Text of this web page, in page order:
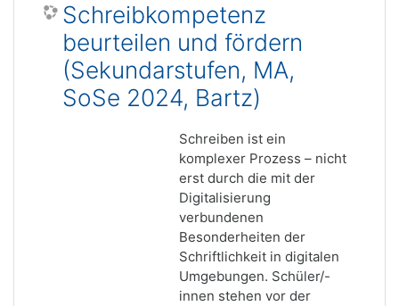
Schreibkompetenz
beurteilen und fördern
(Sekundarstufen, MA,
SoSe 2024, Bartz)
Schreiben ist ein
komplexer Prozess – nicht
erst durch die mit der
Digitalisierung
verbundenen
Besonderheiten der
Schriftlichkeit in digitalen
Umgebungen. Schüler/-
innen stehen vor der